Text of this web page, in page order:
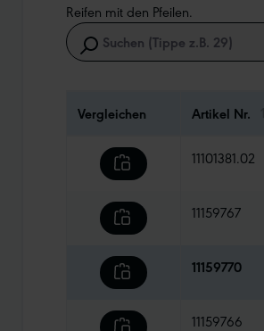
Reifen mit den Pfeilen.
Vergleichen Artikel Nr.
11101381.02
11159767
11159770
11159766